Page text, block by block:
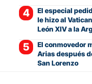
El especial
le hizo al
León XIV a la
El conmovedor
Arias después
San Lorenzo